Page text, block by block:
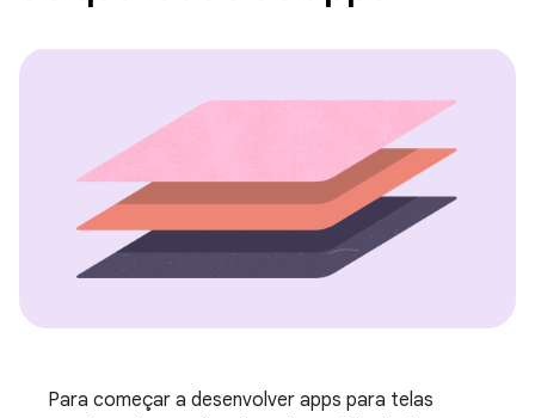
Para começar a desenvolver apps para telas